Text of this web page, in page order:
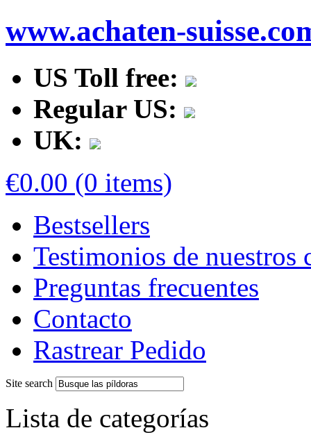
www.achaten-
US Toll free:
Regular US:
UK:
€0.00 (0 items)
Bestsellers
Testimonios de nuestros
Preguntas frecuentes
Contacto
Rastrear Pedido
Site search
Lista de categorías